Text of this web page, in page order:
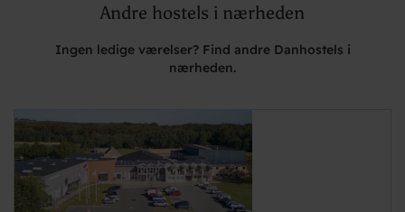
Andre hostels i nærheden
Ingen ledige værelser? Find andre Danhostels i
nærheden.